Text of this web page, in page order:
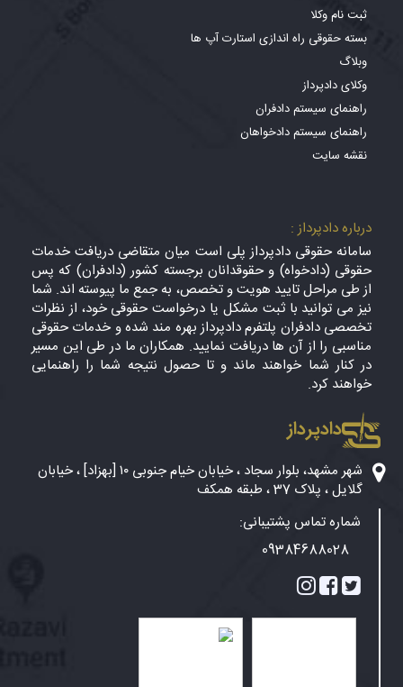
ثبت نام وکلا
بسته حقوقی راه اندازی استارت آپ ها
وبلاگ
وکلای دادپرداز
راهنمای سیستم دادفران
راهنمای سیستم دادخواهان
نقشه سایت
درباره دادپرداز :
سامانه حقوقی دادپرداز پلی است میان متقاضی دریافت خدمات
حقوقی (دادخواه) و حقوقدانان برجسته کشور (دادفران) که پس
از طی مراحل تایید هویت و تخصص، به جمع ما پیوسته اند. شما
نیز می توانید با ثبت مشکل یا درخواست حقوقی خود، از نظرات
تخصصی دادفران پلتفرم دادپرداز بهره مند شده و خدمات حقوقی
مناسبی را از آن ها دریافت نمایید. همکاران ما در طی این مسیر
در کنار شما خواهند ماند و تا حصول نتیجه شما را راهنمایی
خواهند کرد.
دادپرداز
شهر مشهد، بلوار سجاد ، خیابان خیام جنوبی ۱۰ [بهزاد] ، خیابان
گلایل ، پلاک 37 ، طبقه همکف
شماره تماس پشتیبانی:
09384688028